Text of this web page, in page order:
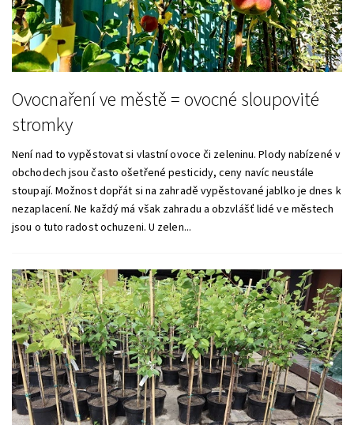
Ovocnaření ve městě = ovocné sloupovité
stromky
Není nad to vypěstovat si vlastní ovoce či zeleninu. Plody nabízené v
obchodech jsou často ošetřené pesticidy, ceny navíc neustále
stoupají. Možnost dopřát si na zahradě vypěstované jablko je dnes k
nezaplacení. Ne každý má však zahradu a obzvlášť lidé ve městech
jsou o tuto radost ochuzeni. U zelen...